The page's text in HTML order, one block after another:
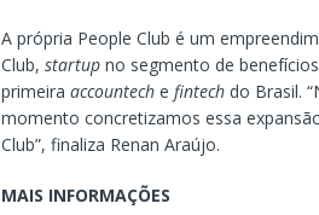
A própria People Club é um
Club, startup no segmento de
primeira accountech e fintech do Brasil.
momento concretizamos essa
Club”, finaliza Renan Araújo.
MAIS INFORMAÇÕES